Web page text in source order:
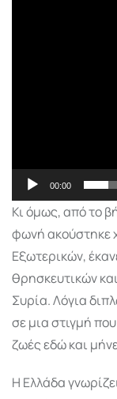
00:00
Κι όμως, από το
φωνή ακούστηκε
Εξωτερικών,
θρησκευτικών
Συρία. Λόγια
σε μια στιγμή
ζωές εδώ και
Η Ελλάδα